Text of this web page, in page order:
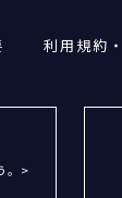
利用規約
。>